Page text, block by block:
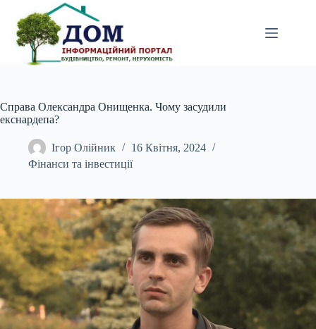
вмісту
Справа Олександра Онищенка. Чому засудили
екснардепа?
Ігор Олійник
16 Квітня, 2024
Фінанси та інвестиції